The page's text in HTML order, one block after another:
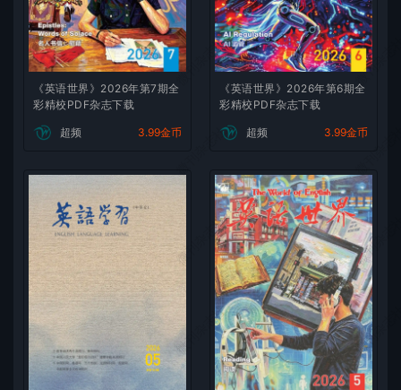
《英语世界》2026年第7期全
彩精校PDF杂志下载
超频 3.99金币
《英语世界》2026年第6期全
彩精校PDF杂志下载
超频 3.99金币
微刊杂志社
微刊杂
微刊杂志社
微刊杂
微刊杂志社
微刊杂
微刊杂志社
微刊杂